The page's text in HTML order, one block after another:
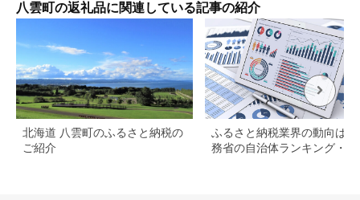
八雲町の返礼品に関連している記事の紹介
北海道 八雲町のふるさと納税の
ご紹介
ふるさと納税業界の動向は？
務省の自治体ランキング・返